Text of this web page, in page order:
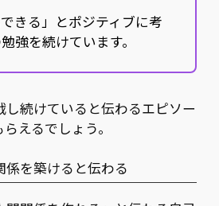
できる」とポジティブに考
強を続けています。
し続けていると伝わるエピソー
えるでしょう。
を築けると伝わる